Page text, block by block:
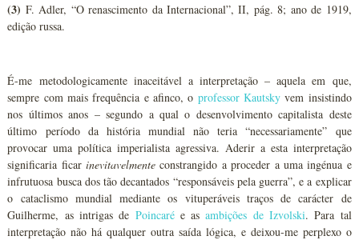
(3) F. Adler, “O renascimento da Internacional”, II, pág. 8; ano de 1919,
edição russa.
É-me metodologicamente inaceitável a interpretação – aquela em que,
sempre com mais frequência e afinco, o professor Kautskyvem insistindo
nos últimos anos – segundo a qual o desenvolvimento capitalista deste
último período da história mundial não teria “necessariamente” que
provocar uma política imperialista agressiva. Aderir a esta interpretação
significaria ficarinevitavelmente constrangido a proceder a uma ingénua e
infrutuosa busca dos tão decantados “responsáveis pela guerra”, e a explicar
o cataclismo mundial mediante os vituperáveis traços de carácter de
Guilherme, as intrigas de Poincarée asambições de Izvolski. Para tal
interpretação não há qualquer outra saída lógica, e deixou-me perplexo o